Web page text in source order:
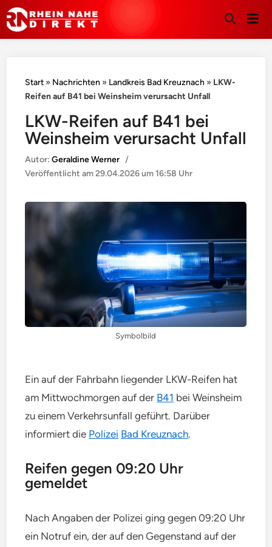
Suche
Start » Nachrichten » Landkreis Bad Kreuznach » LKW-
Reifen auf B41 bei Weinsheim verursacht Unfall
LKW-Reifen auf B41 bei
Weinsheim verursacht Unfall
Autor:Geraldine Werner /
Veröffentlicht am29.04.2026 um 16:58 Uhr
Symbolbild
Ein auf der Fahrbahn liegender LKW-Reifen hat
am Mittwochmorgen auf der B41 bei Weinsheim
zu einem Verkehrsunfall geführt. Darüber
informiert die Polizei Bad Kreuznach.
Reifen gegen 09:20 Uhr
gemeldet
Nach Angaben der Polizei ging gegen 09:20 Uhr
ein Notruf ein, der auf den Gegenstand auf der